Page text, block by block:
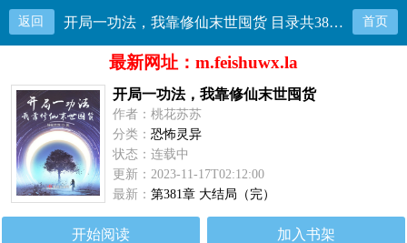
返回 开局一功法，我靠修仙末世囤货 目录共381章 首页
最新网址：m.feishuwx.la
开局一功法，我靠修仙末世囤货
作者：桃花苏苏
分类：恐怖灵异
状态：连载中
更新：2023-11-17T02:12:00
最新：第381章 大结局（完）
开始阅读 加入书架